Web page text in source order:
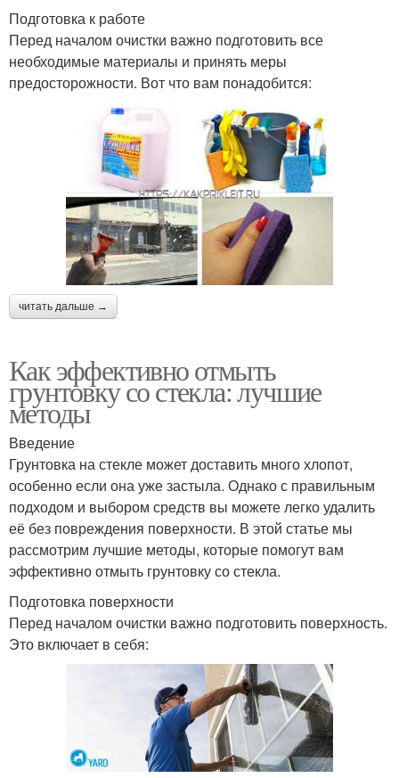
Подготовка к работе
Перед началом очистки важно подготовить все
необходимые материалы и принять меры
предосторожности. Вот что вам понадобится:
читать дальше →
Как эффективно отмыть
грунтовку со стекла: лучшие
методы
Введение
Грунтовка на стекле может доставить много хлопот,
особенно если она уже застыла. Однако с правильным
подходом и выбором средств вы можете легко удалить
её без повреждения поверхности. В этой статье мы
рассмотрим лучшие методы, которые помогут вам
эффективно отмыть грунтовку со стекла.
Подготовка поверхности
Перед началом очистки важно подготовить поверхность.
Это включает в себя: